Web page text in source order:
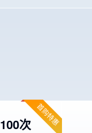
100次 首购特惠